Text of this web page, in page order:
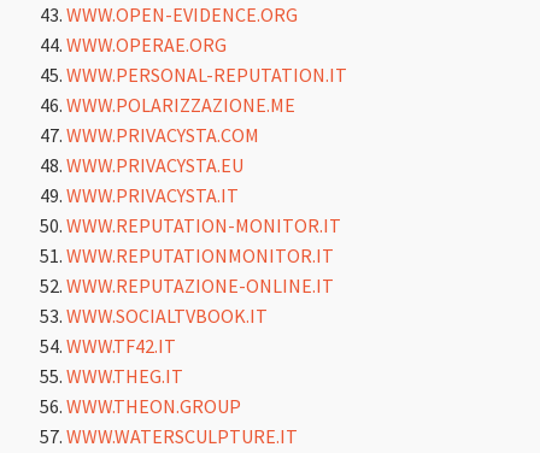
WWW.OPEN-EVIDENCE.ORG
WWW.OPERAE.ORG
WWW.PERSONAL-REPUTATION.IT
WWW.POLARIZZAZIONE.ME
WWW.PRIVACYSTA.COM
WWW.PRIVACYSTA.EU
WWW.PRIVACYSTA.IT
WWW.REPUTATION-MONITOR.IT
WWW.REPUTATIONMONITOR.IT
WWW.REPUTAZIONE-ONLINE.IT
WWW.SOCIALTVBOOK.IT
WWW.TF42.IT
WWW.THEG.IT
WWW.THEON.GROUP
WWW.WATERSCULPTURE.IT